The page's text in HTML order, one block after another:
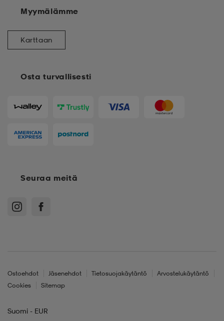
Osta turvallisesti
Myymälämme
Karttaan
Seuraa meitä
Ostoehdot Jäsenehdot Tietosuojakäytäntö
Arvostelukäytäntö
Cookies
Sitemap
Suomi - EUR